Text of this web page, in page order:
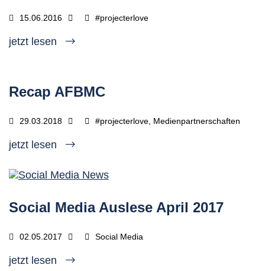
15.06.2016 #projecterlove
jetzt lesen
Recap AFBMC
29.03.2018 #projecterlove, Medienpartnerschaften
jetzt lesen
Social Media Auslese April 2017
02.05.2017 Social Media
jetzt lesen